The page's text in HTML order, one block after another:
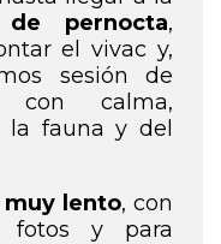
pernocta,
el vivac y,
sesión de
con calma,
la fauna y del
lento, con
fotos y para